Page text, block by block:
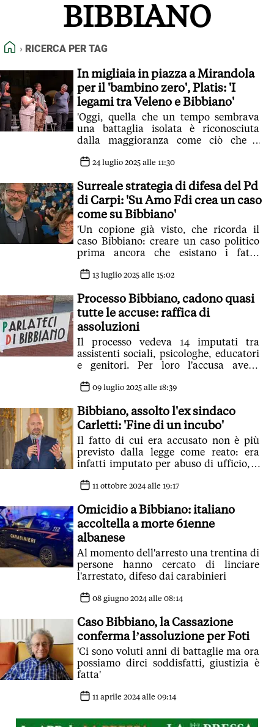
FEED RSS
NORMATIVE DEONTOLOGICHE
TERMINI e CONDIZIONI
BIBBIANO
HOME
RICERCA PER TAG
In migliaia in piazza a Mirandola
per il 'bambino zero', Platis: 'I
legami tra Veleno e Bibbiano'
'Oggi, quella che un tempo sembrava
una battaglia isolata è riconosciuta
dalla maggioranza come ciò che è
verità e giustizia'
24 luglio 2025 alle 11:30
Surreale strategia di difesa del Pd
di Carpi: 'Su Amo Fdi crea un caso
come su Bibbiano'
'Un copione già visto, che ricorda il
caso Bibbiano: creare un caso politico
prima ancora che esistano i fatti,
13 luglio 2025 alle 15:02
Processo Bibbiano, cadono quasi
tutte le accuse: raffica di
assoluzioni
Il processo vedeva 14 imputati tra
assistenti sociali, psicologhe, educatori
e genitori. Per loro l'accusa aveva
carcere
09 luglio 2025 alle 18:39
Bibbiano, assolto l'ex sindaco
Carletti: 'Fine di un incubo'
Il fatto di cui era accusato non è più
previsto dalla legge come reato: era
infatti imputato per abuso di ufficio, il
11 ottobre 2024 alle 19:17
Omicidio a Bibbiano: italiano
accoltella a morte 61enne
albanese
Al momento dell'arresto una trentina di
persone hanno cercato di linciare
l'arrestato, difeso dai carabinieri
08 giugno 2024 alle 08:14
Caso Bibbiano, la Cassazione
conferma l’assoluzione per Foti
'Ci sono voluti anni di battaglie ma ora
possiamo dirci soddisfatti, giustizia è
fatta'
11 aprile 2024 alle 09:14